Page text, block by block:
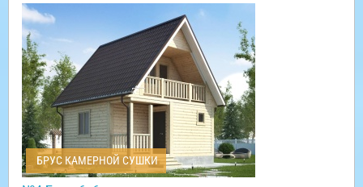
БРУС КАМЕРНОЙ СУШКИ